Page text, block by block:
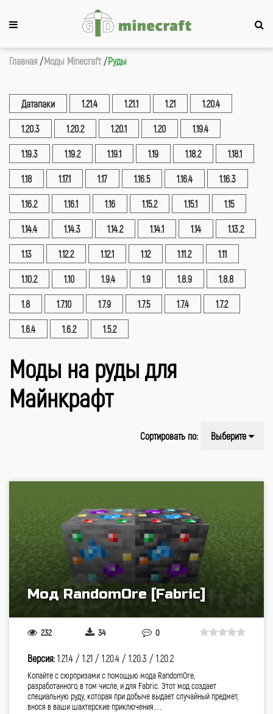
Главная Моды Minecraft Руды
Датапаки 1.21.4 1.21.1 1.21 1.20.4
1.20.3 1.20.2 1.20.1 1.20 1.19.4
1.19.3 1.19.2 1.19.1 1.19 1.18.2 1.18.1
1.18 1.17.1 1.17 1.16.5 1.16.4 1.16.3
1.16.2 1.16.1 1.16 1.15.2 1.15.1 1.15
1.14.4 1.14.3 1.14.2 1.14.1 1.14 1.13.2
1.13 1.12.2 1.12.1 1.12 1.11.2 1.11
1.10.2 1.10 1.9.4 1.9 1.8.9 1.8.8
1.8 1.7.10 1.7.9 1.7.5 1.7.4 1.7.2
1.6.4 1.6.2 1.5.2
Моды на руды для
Майнкрафт
Сортировать по: Выберите
Мод RandomOre [Fabric]
232 34 0
Версия: 1.21.4 / 1.21 / 1.20.4 / 1.20.3 / 1.20.2
Копайте с сюрпризами с помощью мода RandomOre,
разработанного, в том числе, и для Fabric. Этот мод создает
специальную руду, которая при добыче выдает случайный предмет,
внося в ваши шахтерские приключения…